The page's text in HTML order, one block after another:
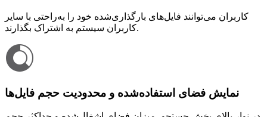
کاربران می‌توانند فایل‌های بارگذاری‌شده خود را به‌راحتی با سایر
کاربران سیستم به اشتراک بگذارند.
نمایش فضای استفاده‌شده و محدودیت حجم فایل‌ها